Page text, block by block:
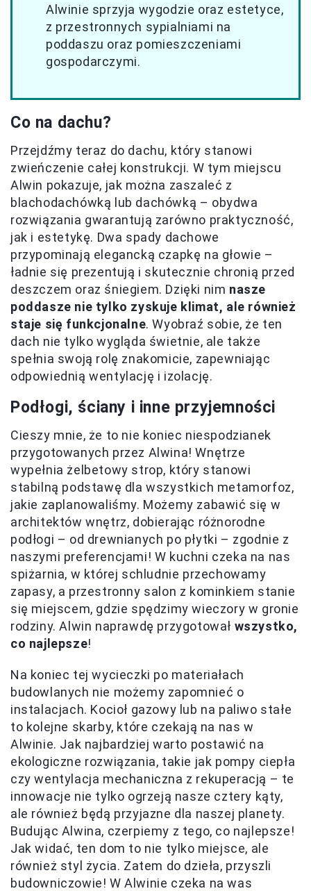
Alwinie sprzyja wygodzie oraz estetyce,
z przestronnych sypialniami na
poddaszu oraz pomieszczeniami
gospodarczymi.
Co na dachu?
Przejdźmy teraz do dachu, który stanowi
zwieńczenie całej konstrukcji. W tym miejscu
Alwin pokazuje, jak można zaszaleć z
blachodachówką lub dachówką – obydwa
rozwiązania gwarantują zarówno praktyczność,
jak i estetykę. Dwa spady dachowe
przypominają elegancką czapkę na głowie –
ładnie się prezentują i skutecznie chronią przed
deszczem oraz śniegiem. Dzięki nim nasze
poddasze nie tylko zyskuje klimat, ale również
staje się funkcjonalne. Wyobraź sobie, że ten
dach nie tylko wygląda świetnie, ale także
spełnia swoją rolę znakomicie, zapewniając
odpowiednią wentylację i izolację.
Podłogi, ściany i inne przyjemności
Cieszy mnie, że to nie koniec niespodzianek
przygotowanych przez Alwina! Wnętrze
wypełnia żelbetowy strop, który stanowi
stabilną podstawę dla wszystkich metamorfoz,
jakie zaplanowaliśmy. Możemy zabawić się w
architektów wnętrz, dobierając różnorodne
podłogi – od drewnianych po płytki – zgodnie z
naszymi preferencjami! W kuchni czeka na nas
spiżarnia, w której schludnie przechowamy
zapasy, a przestronny salon z kominkiem stanie
się miejscem, gdzie spędzimy wieczory w gronie
rodziny. Alwin naprawdę przygotował wszystko,
co najlepsze!
Na koniec tej wycieczki po materiałach
budowlanych nie możemy zapomnieć o
instalacjach. Kocioł gazowy lub na paliwo stałe
to kolejne skarby, które czekają na nas w
Alwinie. Jak najbardziej warto postawić na
ekologiczne rozwiązania, takie jak pompy ciepła
czy wentylacja mechaniczna z rekuperacją – te
innowacje nie tylko ogrzeją nasze cztery kąty,
ale również będą przyjazne dla naszej planety.
Budując Alwina, czerpiemy z tego, co najlepsze!
Jak widać, ten dom to nie tylko miejsce, ale
również styl życia. Zatem do dzieła, przyszli
budowniczowie! W Alwinie czeka na was